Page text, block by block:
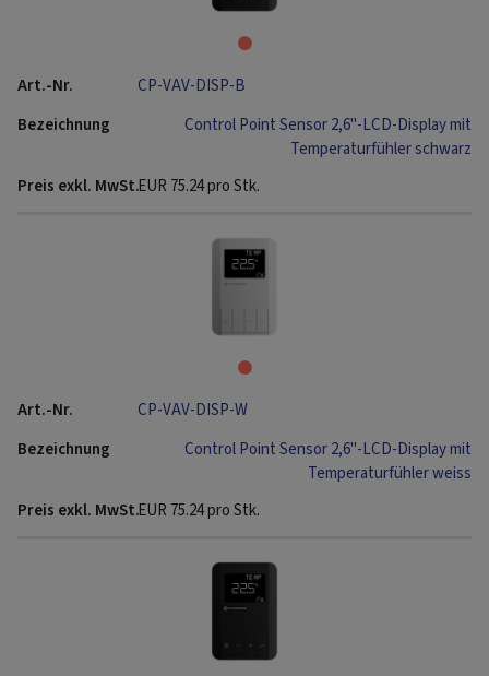
CP-VAV-DISP-B
Control Point Sensor 2,6"-LCD-Display mit
Temperaturfühler schwarz
EUR 75.24pro Stk.
CP-VAV-DISP-W
Control Point Sensor 2,6"-LCD-Display mit
Temperaturfühler weiss
EUR 75.24pro Stk.